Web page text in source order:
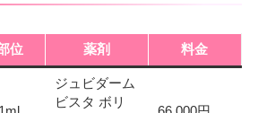
位 薬剤 料金
ジュビダーム
ビスタ ボリ